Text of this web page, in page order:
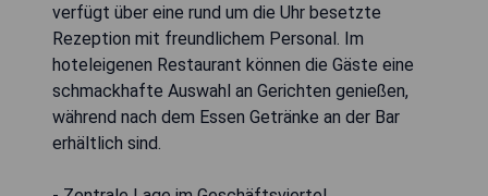
verfügt über eine rund um die Uhr besetzte
Rezeption mit freundlichem Personal. Im
hoteleigenen Restaurant können die Gäste eine
schmackhafte Auswahl an Gerichten genießen,
während nach dem Essen Getränke an der Bar
erhältlich sind.